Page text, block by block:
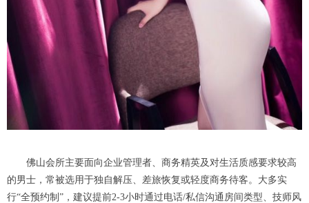
佛山会所主要面向企业管理者、商务精英及对生活质感要求较高
的男士，常被选用于独自解压、差旅恢复或轻度商务待客。大多实
行“全预约制”，建议提前2-3小时通过电话/私信沟通房间类型、技师风